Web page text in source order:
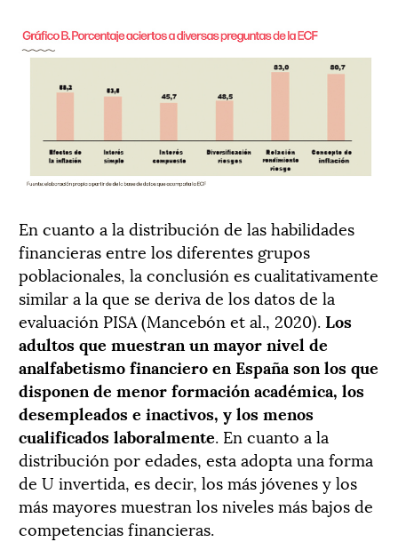
En cuanto a la distribución de las habilidades
financieras entre los diferentes grupos
poblacionales, la conclusión es cualitativamente
similar a la que se deriva de los datos de la
evaluación PISA (Mancebón et al., 2020).Los
adultos que muestran un mayor nivel de
analfabetismo financiero en España son los que
disponen de menor formación académica, los
desempleados e inactivos, y los menos
cualificados laboralmente. En cuanto a la
distribución por edades, esta adopta una forma
de U invertida, es decir, los más jóvenes y los
más mayores muestran los niveles más bajos de
competencias financieras.